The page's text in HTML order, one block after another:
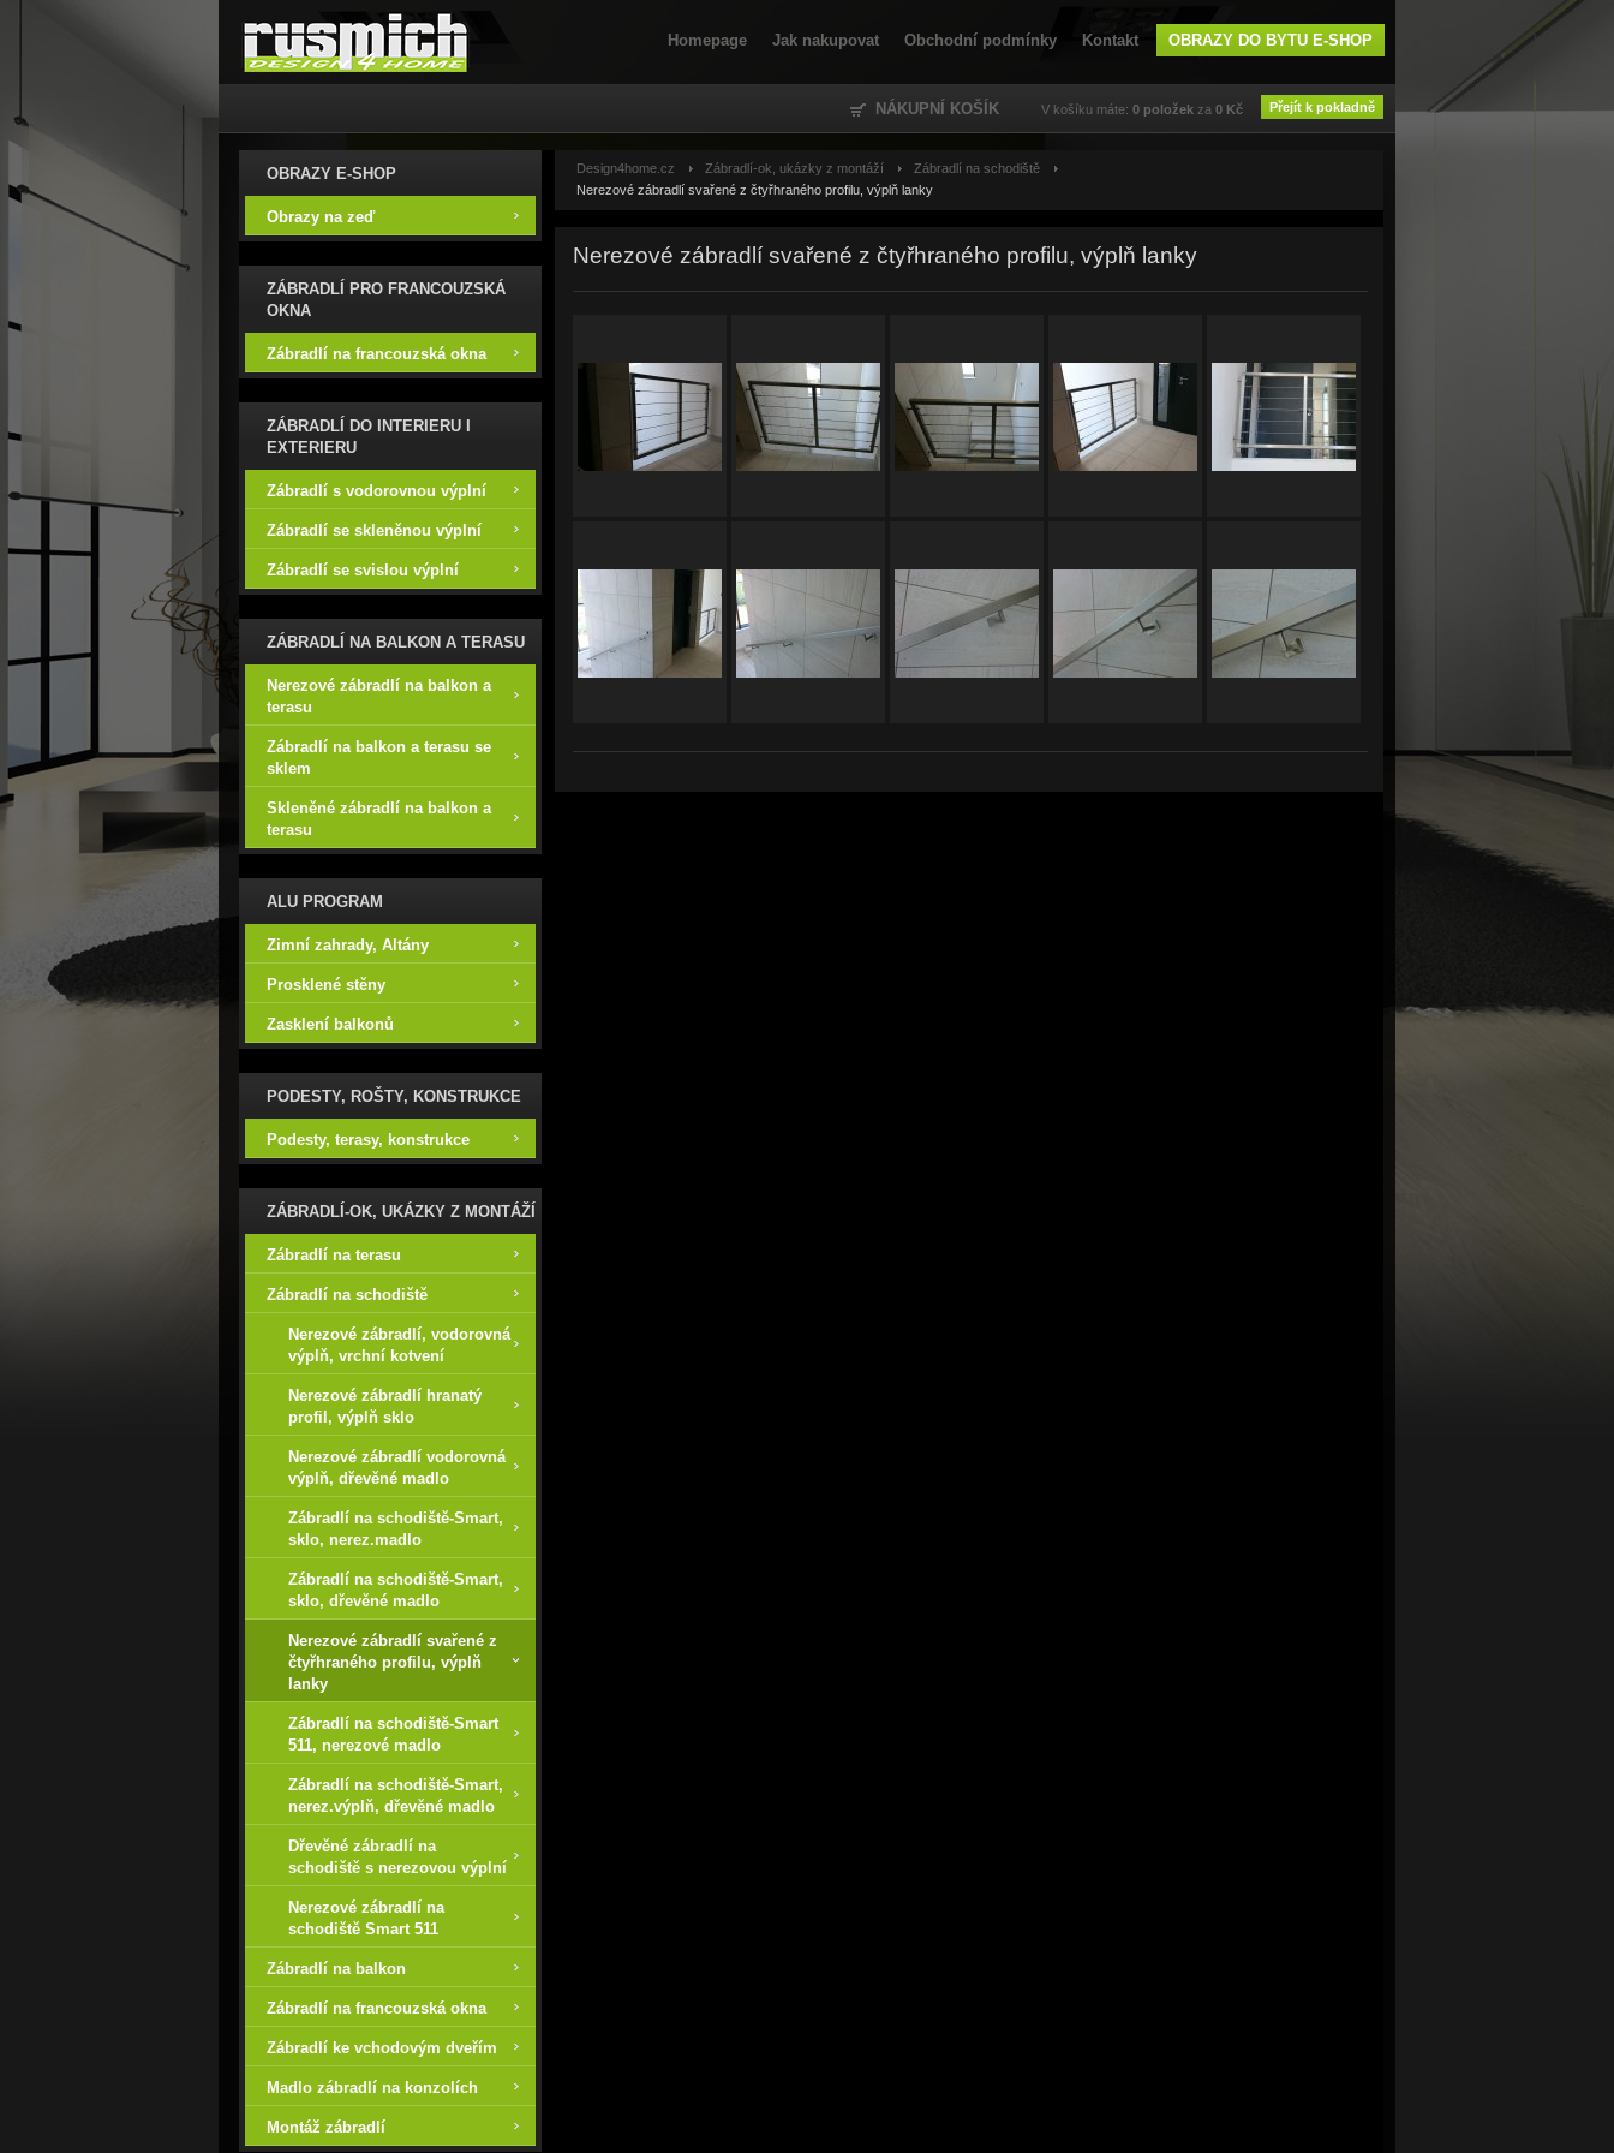
Homepage Jak nakupovat Obchodní podmínky Kontakt OBRAZY DO BYTU E-SHOP
NÁKUPNÍ KOŠÍK V košíku máte: 0 položek za 0 Kč Přejít k pokladně
OBRAZY E-SHOP
Obrazy na zeď
ZÁBRADLÍ PRO FRANCOUZSKÁ
OKNA
Zábradlí na francouzská okna
ZÁBRADLÍ DO INTERIERU I
EXTERIERU
Zábradlí s vodorovnou výplní
Zábradlí se skleněnou výplní
Zábradlí se svislou výplní
ZÁBRADLÍ NA BALKON A TERASU
Nerezové zábradlí na balkon a
terasu
Zábradlí na balkon a terasu se
sklem
Skleněné zábradlí na balkon a
terasu
ALU PROGRAM
Zimní zahrady, Altány
Prosklené stěny
Zasklení balkonů
PODESTY, ROŠTY, KONSTRUKCE
Podesty, terasy, konstrukce
ZÁBRADLÍ-OK, UKÁZKY Z MONTÁŽÍ
Zábradlí na terasu
Zábradlí na schodiště
Nerezové zábradlí, vodorovná
výplň, vrchní kotvení
Nerezové zábradlí hranatý
profil, výplň sklo
Nerezové zábradlí vodorovná
výplň, dřevěné madlo
Zábradlí na schodiště-Smart,
sklo, nerez.madlo
Zábradlí na schodiště-Smart,
sklo, dřevěné madlo
Nerezové zábradlí svařené z
čtyřhraného profilu, výplň
lanky
Zábradlí na schodiště-Smart
511, nerezové madlo
Zábradlí na schodiště-Smart,
nerez.výplň, dřevěné madlo
Dřevěné zábradlí na
schodiště s nerezovou výplní
Nerezové zábradlí na
schodiště Smart 511
Zábradlí na balkon
Zábradlí na francouzská okna
Zábradlí ke vchodovým dveřím
Madlo zábradlí na konzolích
Montáž zábradlí
Design4home.cz Zábradlí-ok, ukázky z montáží
Zábradlí na schodiště
Nerezové zábradlí svařené z čtyřhraného profilu, výplň lanky
Nerezové zábradlí svařené z čtyřhraného profilu, výplň lanky